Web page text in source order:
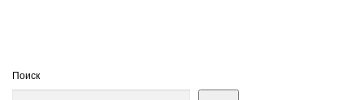
Поиск